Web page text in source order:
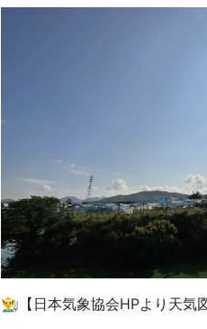
👨‍🌾【日本気象協会HPより天